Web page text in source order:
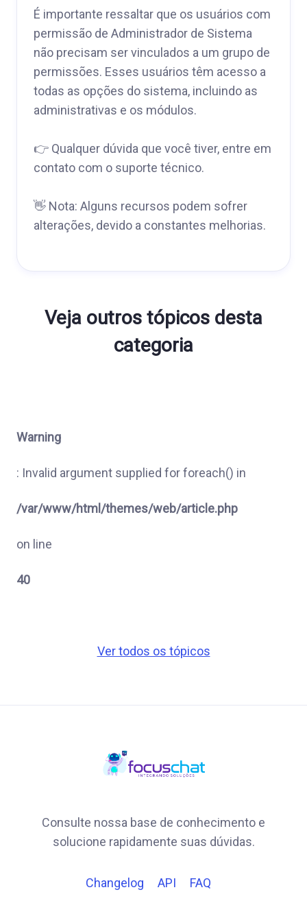
É importante ressaltar que os usuários com
permissão de Administrador de Sistema
não precisam ser vinculados a um grupo de
permissões. Esses usuários têm acesso a
todas as opções do sistema, incluindo as
administrativas e os módulos.
👉 Qualquer dúvida que você tiver, entre em
contato com o suporte técnico.
👋 Nota: Alguns recursos podem sofrer
alterações, devido a constantes melhorias.
Veja outros tópicos desta
categoria
Warning
: Invalid argument supplied for foreach() in
/var/www/html/themes/web/article.php
on line
40
Ver todos os tópicos
Consulte nossa base de conhecimento e
solucione rapidamente suas dúvidas.
Changelog API FAQ